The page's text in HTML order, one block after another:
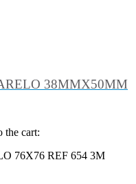
38MMX50MM
the cart:
76X76 REF 654 3M